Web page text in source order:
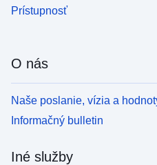
Prístupnosť
O nás
Naše poslanie, vízia a
Informačný bulletin
Iné služby